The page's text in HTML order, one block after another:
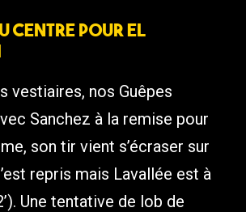
centre pour El
vestiaires, nos Guêpes
Sanchez à la remise pour
son tir vient s’écraser sur
repris mais Lavallée est à
Une tentative de lob de